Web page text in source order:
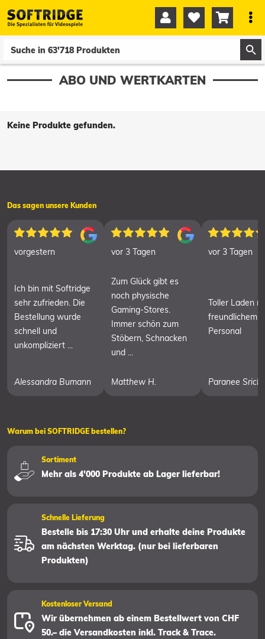
   
ABO UND WERTKARTEN
Keine Produkte gefunden.
Das sagen unsere Kunden
vorgestern
Ich bin mit Softridge
sehr zufrieden. Die
Bestellung wurde
schnell und
unkompliziert ...
Alessandra Bumann
vor 3 Tagen
Zum Glück gibt es
noch physische
Gaming-Stores.
Immer schön zum
Stöbern, Schnacken
und ...
Matthew H.
vor 3 Tagen
Toller Laden
freundlichem
Personal
Paranee
Warum bei SOFTRIDGE bestellen?
Sortiment
Mehr als 4'000 Produkte ab Lager lieferbar!
Schnelle Lieferung
Bestelle bis 17:30 Uhr und erhalte deine Produkte
am nächsten Werktag. (nur bei lieferbaren
Produkten)
Kostenloser Versand
Wir übernehmen ab einem Bestellwert von CHF
50.– die Versandkosten inkl. Track & Trace.